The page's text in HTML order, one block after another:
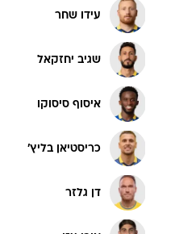
עידו שחר
שגיב יחזקאל
איסוף סיסוקו
כריסטיאן בליץ'
דן גלזר